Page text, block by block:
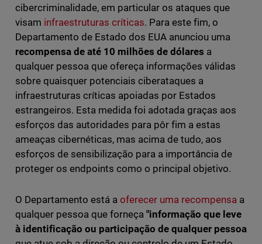
cibercriminalidade, em particular os ataques que
visam infraestruturas críticas. Para este fim, o
Departamento de Estado dos EUA anunciou uma
recompensa de até 10 milhões de dólares a
qualquer pessoa que ofereça informações válidas
sobre quaisquer potenciais ciberataques a
infraestruturas críticas apoiadas por Estados
estrangeiros. Esta medida foi adotada graças aos
esforços das autoridades para pôr fim a estas
ameaças cibernéticas, mas acima de tudo, aos
esforços de sensibilização para a importância de
proteger os endpoints como o principal objetivo.
O Departamento está a oferecer uma recompensa a
qualquer pessoa que forneça "informação que leve
à identificação ou participação de qualquer pessoa